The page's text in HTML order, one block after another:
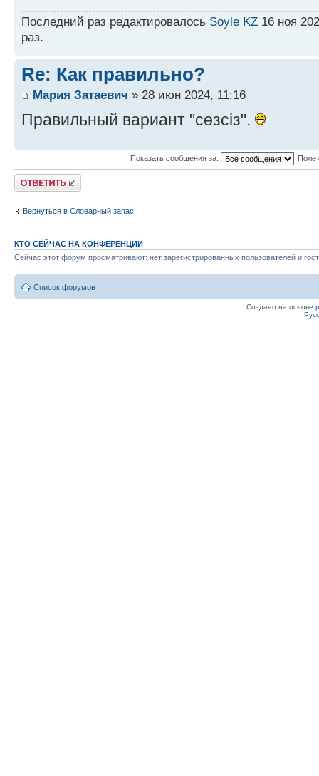
Последний раз редактировалось Soyle KZ 16 ноя
раз.
Re: Как правильно?
Мария Затаевич » 28 июн 2024, 11:16
Правильный вариант "сөзсіз".
Показать сообщения за: Поле
Ответить
Вернуться в Словарный запас
КТО СЕЙЧАС НА КОНФЕРЕНЦИИ
Сейчас этот форум просматривают: нет зарегистрированных пользователей и
Список форумов
Создано на основе